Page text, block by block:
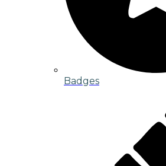
Badges